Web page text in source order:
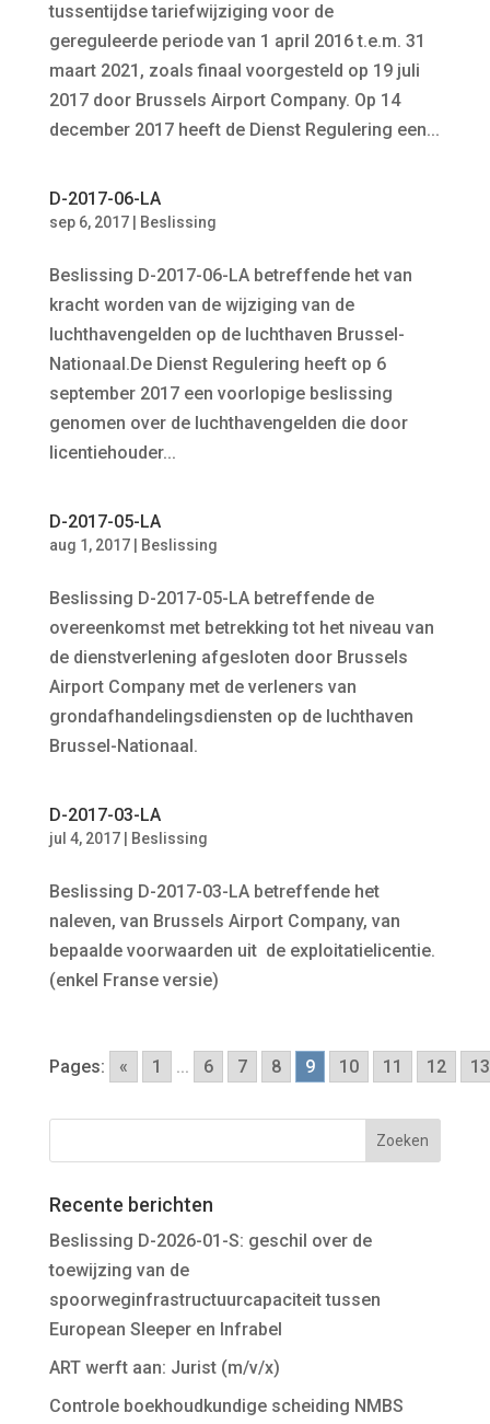
tussentijdse tariefwijziging voor de
gereguleerde periode van 1 april 2016 t.e.m. 31
maart 2021, zoals finaal voorgesteld op 19 juli
2017 door Brussels Airport Company. Op 14
december 2017 heeft de Dienst Regulering een...
D-2017-06-LA
sep 6, 2017| Beslissing
Beslissing D-2017-06-LA betreffende het van
kracht worden van de wijziging van de
luchthavengelden op de luchthaven Brussel-
Nationaal.De Dienst Regulering heeft op 6
september 2017 een voorlopige beslissing
genomen over de luchthavengelden die door
licentiehouder...
D-2017-05-LA
aug 1, 2017| Beslissing
Beslissing D-2017-05-LA betreffende de
overeenkomst met betrekking tot het niveau van
de dienstverlening afgesloten door Brussels
Airport Company met de verleners van
grondafhandelingsdiensten op de luchthaven
Brussel-Nationaal.
D-2017-03-LA
jul 4, 2017| Beslissing
Beslissing D-2017-03-LA betreffende het
naleven, van Brussels Airport Company, van
bepaalde voorwaarden uit de exploitatielicentie.
(enkel Franse versie)
Pages: « 1 ... 6 7 8 9 10 11 12 13
Recente berichten
Beslissing D-2026-01-S: geschil over de
toewijzing van de
spoorweginfrastructuurcapaciteit tussen
European Sleeper en Infrabel
ART werft aan: Jurist (m/v/x)
Controle boekhoudkundige scheiding NMBS